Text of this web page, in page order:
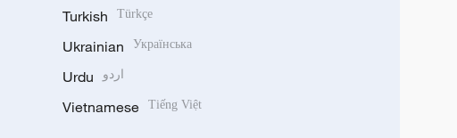
Turkish Türkçe
Ukrainian Українська
Urdu اردو
Vietnamese Tiếng Việt